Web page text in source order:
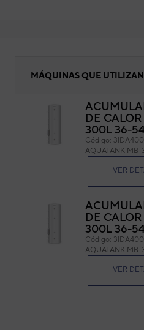
MÁQUINAS QUE
DE
300L 36-54
Código:
AQUATANK
VER
DE
300L 36-
Código:
AQUATANK
VER